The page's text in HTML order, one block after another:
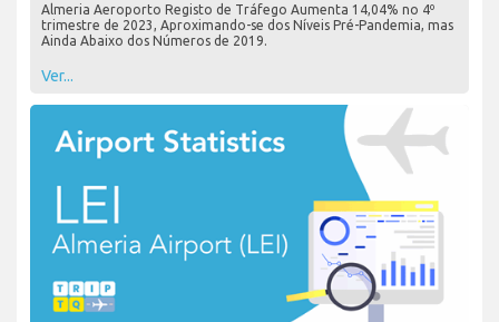
Almeria Aeroporto Registo de Tráfego Aumenta 14,04% no 4º
trimestre de 2023, Aproximando-se dos Níveis Pré-Pandemia, mas
Ainda Abaixo dos Números de 2019.
Ver...